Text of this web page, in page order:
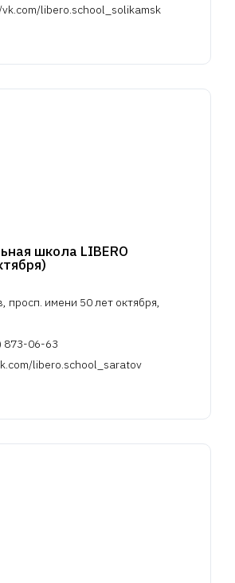
libero.school_solikamsk
школа LIBERO
просп. имени 50 лет октября,
873-06-63
libero.school_saratov